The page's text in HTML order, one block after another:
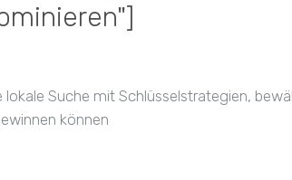
lokale Suche mit Schlüsselstrategien,
können